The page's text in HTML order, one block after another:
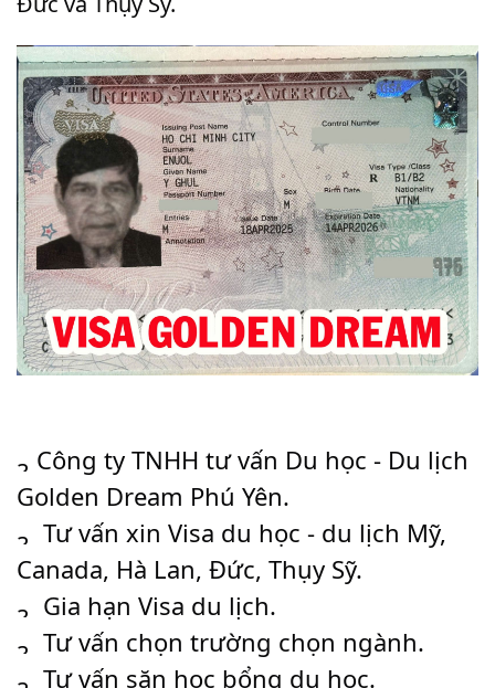
Công ty TNHH tư vấn Du học - Du lịch
Golden Dream Phú Yên.
Tư vấn xin Visa du học - du lịch Mỹ,
Canada, Hà Lan, Đức, Thụy Sỹ.
Gia hạn Visa du lịch.
Tư vấn chọn trường chọn ngành.
Tư vấn săn học bổng du học.